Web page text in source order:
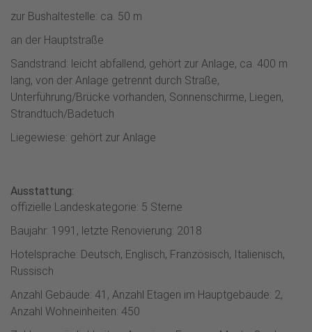
zur Bushaltestelle: ca. 50 m
an der Hauptstraße
Sandstrand: leicht abfallend, gehört zur Anlage, ca. 400 m
lang, von der Anlage getrennt durch Straße,
Unterführung/Brücke vorhanden, Sonnenschirme, Liegen,
Strandtuch/Badetuch
Liegewiese: gehört zur Anlage
Ausstattung:
offizielle Landeskategorie: 5 Sterne
Baujahr: 1991, letzte Renovierung: 2018
Hotelsprache: Deutsch, Englisch, Französisch, Italienisch,
Russisch
Anzahl Gebäude: 41, Anzahl Etagen im Hauptgebäude: 2,
Anzahl Wohneinheiten: 450